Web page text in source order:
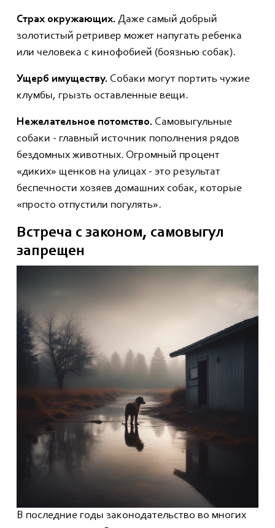
Страх окружающих. Даже самый добрый
золотистый ретривер может напугать ребенка
или человека с кинофобией (боязнью собак).
Ущерб имуществу. Собаки могут портить чужие
клумбы, грызть оставленные вещи.
Нежелательное потомство. Самовыгульные
собаки - главный источник пополнения рядов
бездомных животных. Огромный процент
«диких» щенков на улицах - это результат
беспечности хозяев домашних собак, которые
«просто отпустили погулять».
Встреча с законом, самовыгул
запрещен
В последние годы законодательство во многих